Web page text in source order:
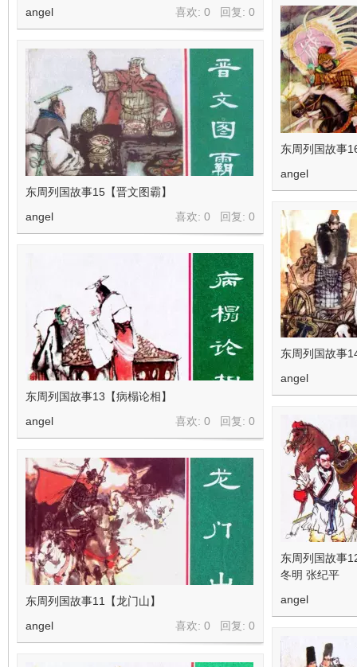
喜欢: 0 回复: 0
angel
东周列国故事
angel
东周列国故事15【晋文图霸】
喜欢: 0 回复: 0
angel
东周列国故事
angel
东周列国故事13【病榻论相】
喜欢: 0 回复: 0
angel
东周列国故事
冬明 张纪平
angel
东周列国故事11【龙门山】
喜欢: 0 回复: 0
angel